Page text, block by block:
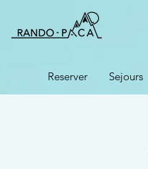
Reserver Sejours